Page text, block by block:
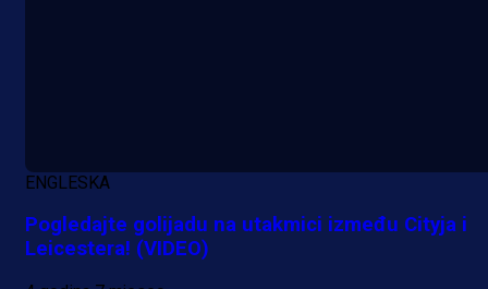
ENGLESKA
Pogledajte golijadu na utakmici između Cityja i
Leicestera! (VIDEO)